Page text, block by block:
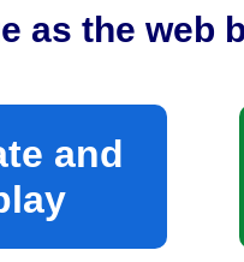
as the web
and
ード、運転免許証等）